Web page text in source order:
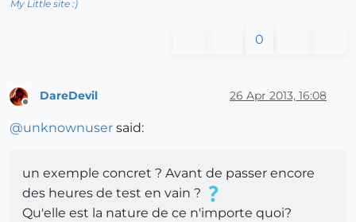
My Little site :)
0
DareDevil 26 Apr 2013, 16:08
@unknownuser said:
un exemple concret ? Avant de passer encore
des heures de test en vain ?
Qu'elle est la nature de ce n'importe quoi?